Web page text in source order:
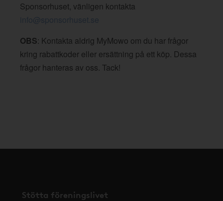
Sponsorhuset, vänligen kontakta
info@sponsorhuset.se
OBS: Kontakta aldrig MyMowo om du har frågor
kring rabattkoder eller ersättning på ett köp. Dessa
frågor hanteras av oss. Tack!
Stötta föreningslivet